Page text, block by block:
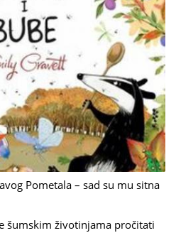
Pometala – sad su mu sitna
šumskim životinjama pročitati